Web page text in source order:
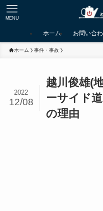
MENU
ホーム お問い合
ホーム 事件・事故
越川俊雄(
ーサイド
の理由
2022
12/08